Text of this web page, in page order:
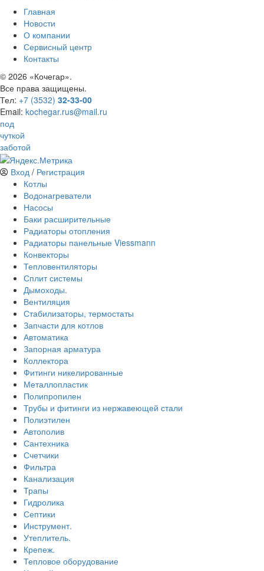
Главная
Новости
О компании
Сервисный центр
Контакты
© 2026 «Кочегар».
Все права защищены.
Тел: +7 (3532) 32-33-00
Email: kochegar.rus@mail.ru
под
чуткой
заботой
Вход / Регистрация
Котлы
Водонагреватели
Насосы
Баки расширительные
Радиаторы отопления
Радиаторы панельные Viessmann
Конвекторы
Тепловентиляторы
Сплит системы
Дымоходы.
Вентиляция
Стабилизаторы, термостаты
Запчасти для котлов
Автоматика
Запорная арматура
Коллектора
Фитинги никелированные
Металлопластик
Полипропилен
Трубы и фитинги из нержавеющей стали
Полиэтилен
Автополив
Сантехника
Счетчики
Фильтра
Канализация
Трапы
Гидролика
Септики
Инструмент.
Утеплитель.
Крепеж.
Тепловое оборудование